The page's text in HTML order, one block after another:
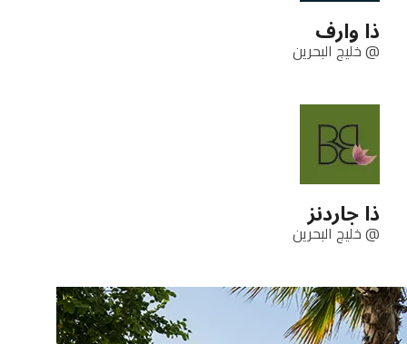
ذا وارف
@ خليج البحرين
ذا جاردنز
@ خليج البحرين